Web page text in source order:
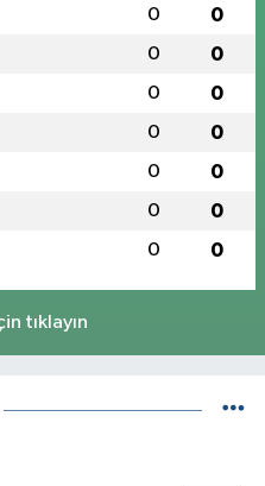
0 0
0 0
0 0
0 0
0 0
0 0
0 0
tıklayın